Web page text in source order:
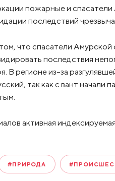
пожарные и
последствий
что спасатели
последствия
В регионе из-за
так как с вант начали
активная
#ПРИРОДА